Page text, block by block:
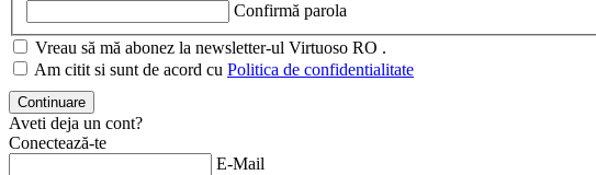
Confirmă parola
Vreau să mă abonez la newsletter-ul Virtuoso RO .
Am citit si sunt de acord cu Politica de confidentialitate
Aveti deja un cont?
Conectează-te
E-Mail